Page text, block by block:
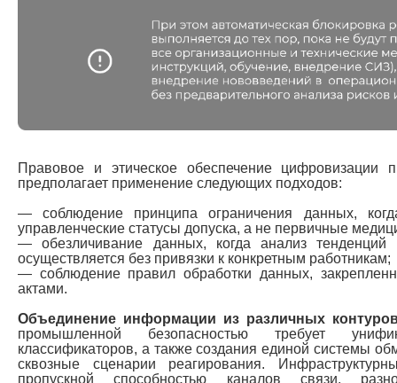
Правовое и этическое обеспечение цифровизации
предполагает применение следующих подходов:
— соблюдение принципа ограничения данных,
управленческие статусы допуска, а не первичные
— обезличивание данных, когда анализ тенденций
осуществляется без привязки к конкретным работникам;
— соблюдение правил обработки данных,
актами.
Объединение информации из различных
промышленной безопасностью требует
классификаторов, а также создания единой системы
сквозные сценарии реагирования.
пропускной способностью каналов связи,